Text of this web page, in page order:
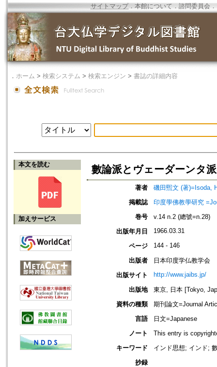
サイトマップ．本館について ． 諮問委員会 ．
． ホーム > 検索システム > 検索エンジン > 書誌の詳細内容
本文を読む
加えサービス
數論派とヴェーダーンタ
著者
磯田煕文 (著)=Isoda,
掲載誌
印度學佛教學研究
巻号
v.14 n.2 (總號=n.28)
出版年月日
1966.03.31
ページ 144 - 146
出版者
日本印度学仏教学会
出版サイト
http://www.jaibs.jp/
出版地
東京, 日本 [Tokyo,
資料の種類
期刊論文=Journal
言語
日文=Japanese
ノート
This entry is
キーワード
インド思想; インド;
抄録